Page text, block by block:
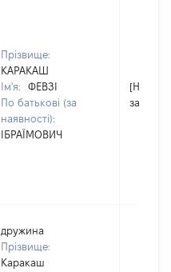
Прізвище:
КАРАКАШ
Ім'я:
ФЕВЗІ
По батькові (за
наявності):
ІБРАЇМОВИЧ
[Не
дружина
Прізвище:
Каракаш